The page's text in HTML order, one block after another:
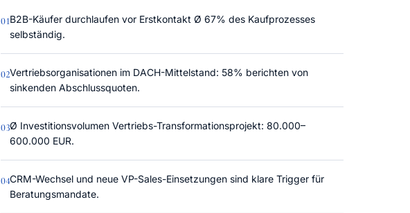
01B2B-Käufer durchlaufen vor Erstkontakt Ø 67% des Kaufprozesses
selbständig.
02Vertriebsorganisationen im DACH-Mittelstand: 58% berichten von
sinkenden Abschlussquoten.
03Ø Investitionsvolumen Vertriebs-Transformationsprojekt: 80.000–
600.000 EUR.
04CRM-Wechsel und neue VP-Sales-Einsetzungen sind klare Trigger für
Beratungsmandate.